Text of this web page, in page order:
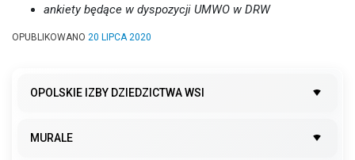
ankiety będące w dyspozycji UMWO w DRW
OPUBLIKOWANO 20 LIPCA 2020
OPOLSKIE IZBY DZIEDZICTWA WSI
MURALE